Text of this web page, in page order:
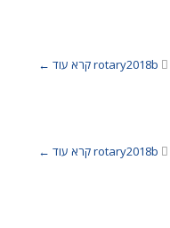
rotary2018bקרא עוד ←
rotary2018bקרא עוד ←